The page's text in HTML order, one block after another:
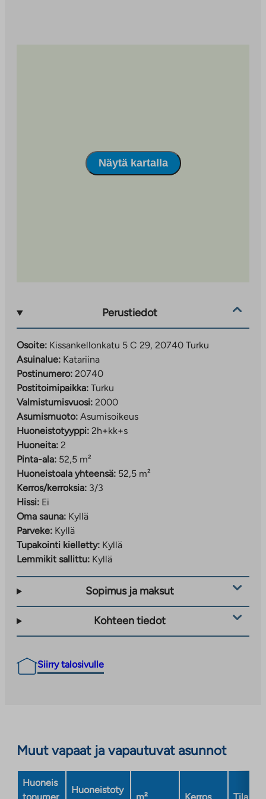
Näytä kartalla
Perustiedot
Osoite: Kissankellonkatu 5 C 29, 20740 Turku
Asuinalue: Katariina
Postinumero: 20740
Postitoimipaikka: Turku
Valmistumisvuosi: 2000
Asumismuoto: Asumisoikeus
Huoneistotyyppi: 2h+kk+s
Huoneita: 2
Pinta-ala: 52,5 m²
Huoneistoala yhteensä: 52,5 m²
Kerros/kerroksia: 3/3
Hissi: Ei
Oma sauna: Kyllä
Parveke: Kyllä
Tupakointi kielletty: Kyllä
Lemmikit sallittu: Kyllä
Sopimus ja maksut
Kohteen tiedot
Siirry talosivulle
Muut vapaat ja vapautuvat asunnot
Huoneis
Huoneistoty